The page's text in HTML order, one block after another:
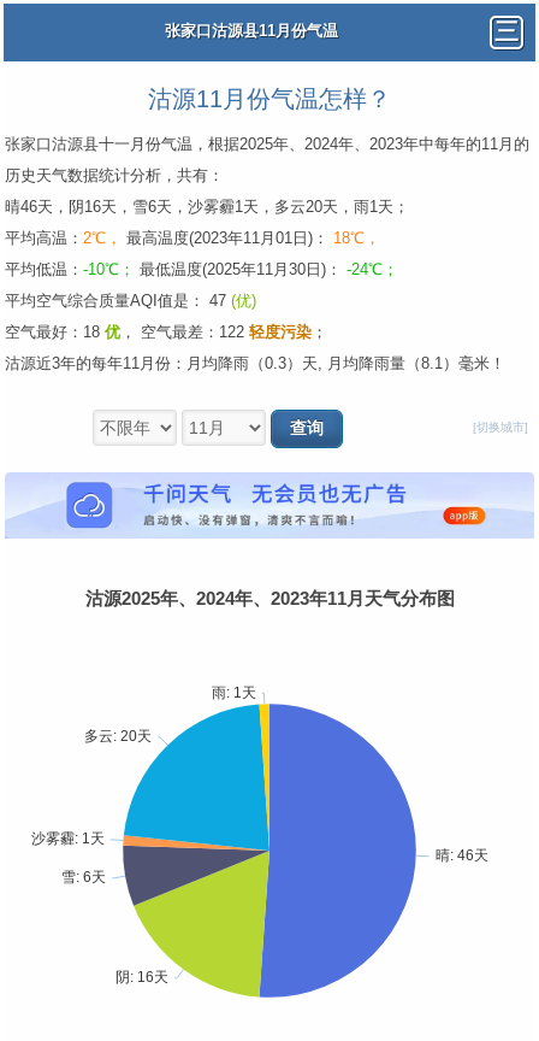
张家口沽源县11月份气温
沽源11月份气温怎样？
张家口沽源县十一月份气温，根据2025年、2024年、2023年中每年的11月的
历史天气数据统计分析，共有：
晴46天，阴16天，雪6天，沙雾霾1天，多云20天，雨1天；
平均高温： 2℃， 最高温度(2023年11月01日)： 18℃，
平均低温： -10℃； 最低温度(2025年11月30日)： -24℃；
平均空气综合质量AQI值是： 47 (优)
空气最好：18 优 ， 空气最差：122 轻度污染 ；
沽源近3年的每年11月份：月均降雨（0.3）天, 月均降雨量（8.1）毫米！
[切换城市]
沽源2025年、2024年、2023年11月天气分布图